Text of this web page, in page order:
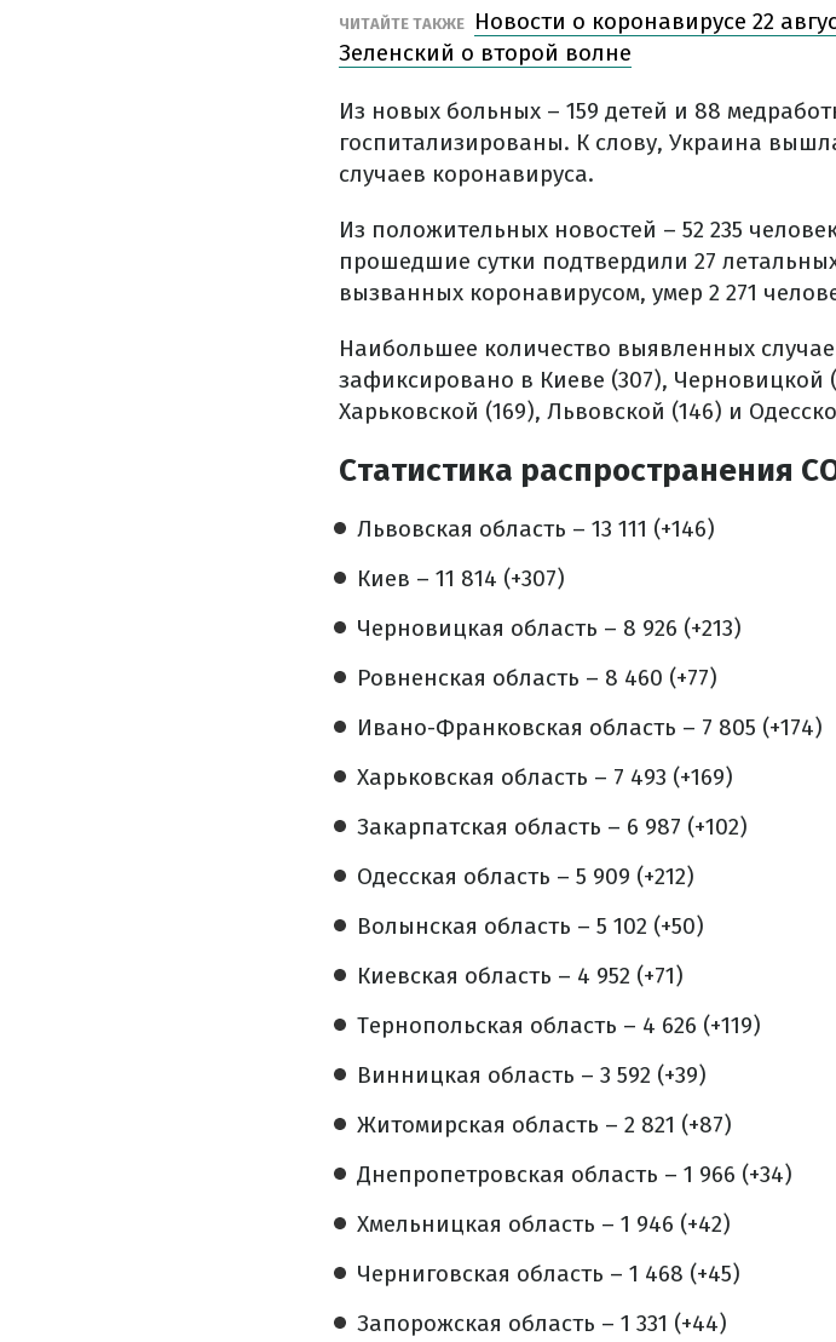
ЧИТАЙТЕ ТАКЖЕ
Новости о коронавирусе 22
Зеленский о второй волне
Из новых больных – 159 детей и 88
госпитализированы. К слову, Украина
случаев коронавируса.
Из положительных новостей – 52 235
прошедшие сутки подтвердили 27
вызванных коронавирусом, умер 2 271
Наибольшее количество выявленных
зафиксировано в Киеве (307), Черновицкой
Харьковской (169), Львовской (146) и
Статистика распространения
Львовская область – 13 111 (+146)
Киев – 11 814 (+307)
Черновицкая область – 8 926 (+213)
Ровненская область – 8 460 (+77)
Ивано-Франковская область – 7 805 (+174)
Харьковская область – 7 493 (+169)
Закарпатская область – 6 987 (+102)
Одесская область – 5 909 (+212)
Волынская область – 5 102 (+50)
Киевская область – 4 952 (+71)
Тернопольская область – 4 626 (+119)
Винницкая область – 3 592 (+39)
Житомирская область – 2 821 (+87)
Днепропетровская область – 1 966 (+34)
Хмельницкая область – 1 946 (+42)
Черниговская область – 1 468 (+45)
Запорожская область – 1 331 (+44)